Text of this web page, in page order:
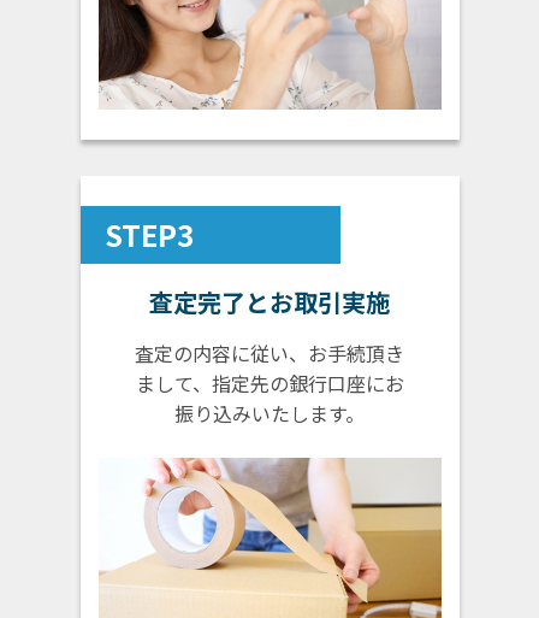
STEP3
査定完了とお取引実施
査定の内容に従い、お手続頂き
まして、指定先の銀行口座にお
振り込みいたします。